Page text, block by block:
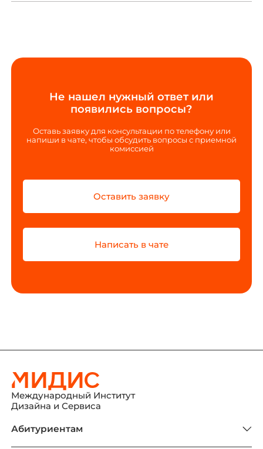
Не нашел нужный ответ или
появились вопросы?
Оставь заявку для консультации по телефону или
напиши в чате, чтобы обсудить вопросы с приемной
комиссией
Оставить заявку
Написать в чате
Международный Институт
Дизайна и Сервиса
Абитуриентам